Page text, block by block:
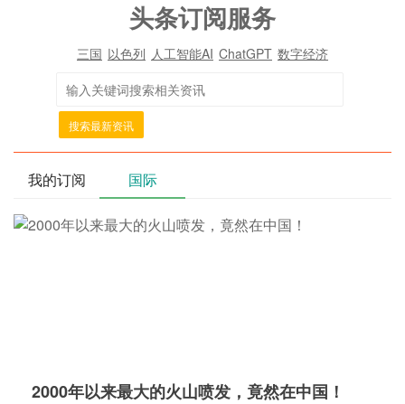
头条订阅服务
三国 以色列 人工智能AI ChatGPT 数字经济
搜索最新资讯
我的订阅 国际
2000年以来最大的火山喷发，竟然在中国！